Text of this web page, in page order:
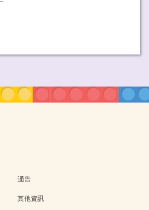
通告
其他資訊